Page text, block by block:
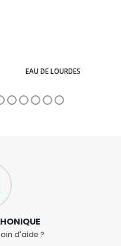
EAU DE LOURDES
d'aide ?